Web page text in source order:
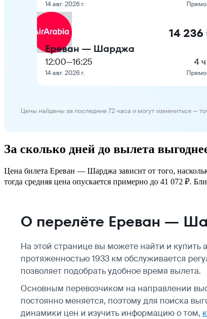
14 авг. 2026 г.
14 236
Ереван — Шарджа
12:00—16:25
14 авг. 2026 г.
4
Цены найдены за последние 72 часа и могут измениться —
За сколько дней до вылета
Цена билета Ереван — Шарджа зависит от того,
тогда средняя цена опускается примерно до 41 072 ₽.
О перелёте Ереван —
На этой странице вы можете найти и купить
протяженностью 1933 км обслуживается
позволяет подобрать удобное время вылета.
Основным перевозчиком на направлении
постоянно меняется, поэтому для поиска
динамики цен и изучить информацию о том,